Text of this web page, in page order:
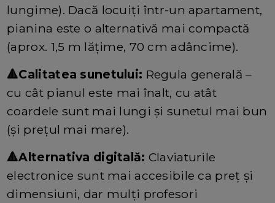
lungime). Dacă locuiți într-un apartament,
pianina este o alternativă mai compactă
(aprox. 1,5 m lățime, 70 cm adâncime).
🔺Calitatea sunetului: Regula generală –
cu cât pianul este mai înalt, cu atât
coardele sunt mai lungi și sunetul mai bun
(și prețul mai mare).
🔺Alternativa digitală: Claviaturile
electronice sunt mai accesibile ca preț și
dimensiuni, dar mulți profesori